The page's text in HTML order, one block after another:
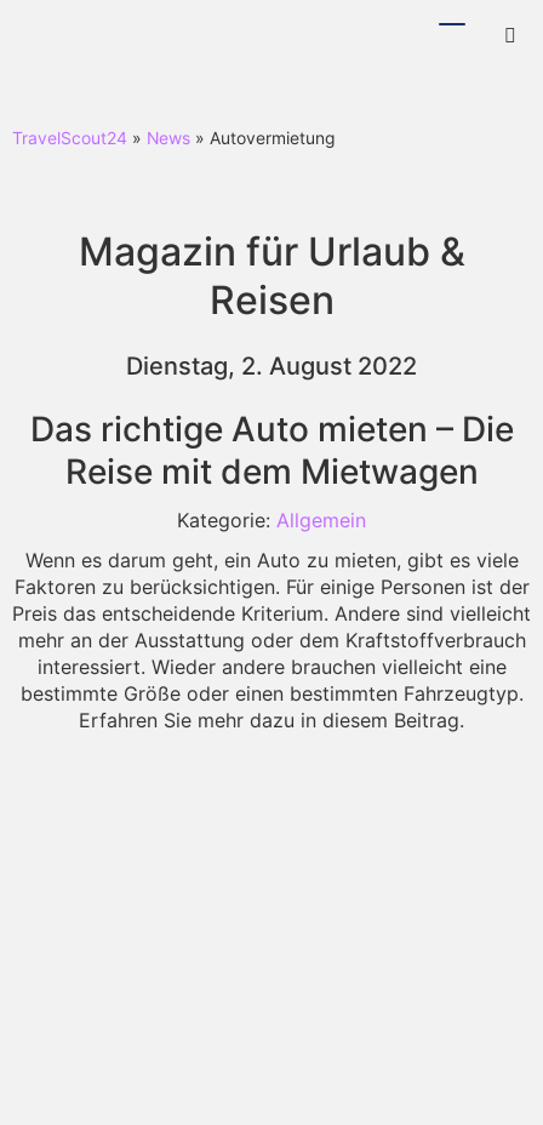
TravelScout24 » News » Autovermietung
Magazin für Urlaub &
Reisen
Dienstag, 2. August 2022
Das richtige Auto mieten – Die
Reise mit dem Mietwagen
Kategorie: Allgemein
Wenn es darum geht, ein Auto zu mieten, gibt es viele
Faktoren zu berücksichtigen. Für einige Personen ist der
Preis das entscheidende Kriterium. Andere sind vielleicht
mehr an der Ausstattung oder dem Kraftstoffverbrauch
interessiert. Wieder andere brauchen vielleicht eine
bestimmte Größe oder einen bestimmten Fahrzeugtyp.
Erfahren Sie mehr dazu in diesem Beitrag.